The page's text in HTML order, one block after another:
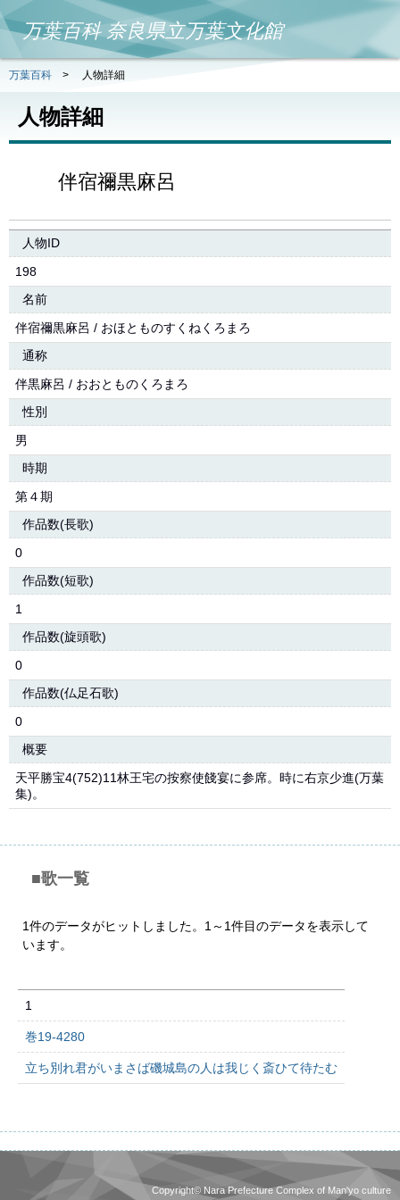
万葉百科 奈良県立万葉文化館
万葉百科 > 人物詳細
人物詳細
伴宿禰黒麻呂
人物ID
198
名前
伴宿禰黒麻呂 / おほとものすくねくろまろ
通称
伴黒麻呂 / おおとものくろまろ
性別
男
時期
第４期
作品数(長歌)
0
作品数(短歌)
1
作品数(旋頭歌)
0
作品数(仏足石歌)
0
概要
天平勝宝4(752)11林王宅の按察使餞宴に参席。時に右京少進(万葉
集)。
■歌一覧
1件のデータがヒットしました。1～1件目のデータを表示して
います。
1
巻19-4280
立ち別れ君がいまさば磯城島の人は我じく斎ひて待たむ
Copyright© Nara Prefecture Complex of Man'yo culture